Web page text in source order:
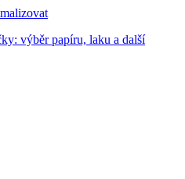
výběr papíru, laku a další